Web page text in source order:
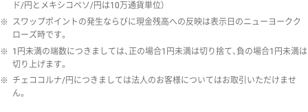
ド/円とメキシコペソ/円は10万通貨単位）
※ スワップポイントの発生ならびに現金残高への反映は表示日のニューヨークク
ローズ時です。
※ 1円未満の端数につきましては、正の場合1円未満は切り捨て、負の場合1円未満は
切り上げます。
※ チェココルナ/円につきましては法人のお客様についてはお取引いただけませ
ん。